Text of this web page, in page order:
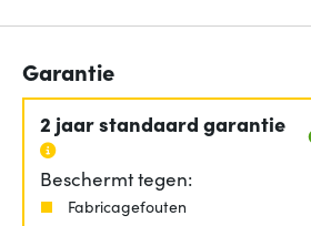
Garantie
2 jaar standaard garantie
Beschermt tegen:
Fabricagefouten